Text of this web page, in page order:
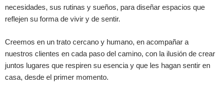
necesidades, sus rutinas y sueños, para diseñar espacios que
reflejen su forma de vivir y de sentir.
Creemos en un trato cercano y humano, en acompañar a
nuestros clientes en cada paso del camino, con la ilusión de crear
juntos lugares que respiren su esencia y que les hagan sentir en
casa, desde el primer momento.